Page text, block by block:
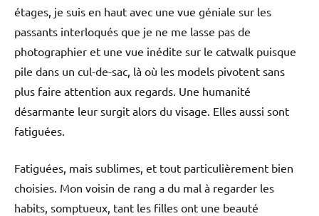
étages, je suis en haut avec une vue géniale sur les
passants interloqués que je ne me lasse pas de
photographier et une vue inédite sur le catwalk puisque
pile dans un cul-de-sac, là où les models pivotent sans
plus faire attention aux regards. Une humanité
désarmante leur surgit alors du visage. Elles aussi sont
fatiguées.
Fatiguées, mais sublimes, et tout particulièrement bien
choisies. Mon voisin de rang a du mal à regarder les
habits, somptueux, tant les filles ont une beauté